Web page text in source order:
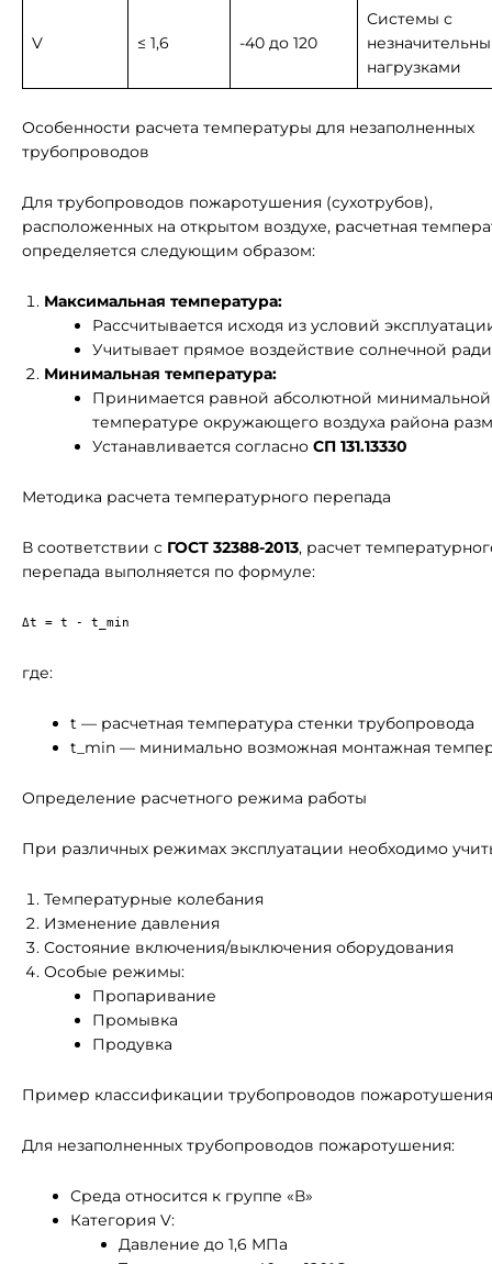
V ≤ 1,6 -40 до 120
Системы с
нагрузками
Особенности расчета температуры для незаполненных
трубопроводов
Для трубопроводов пожаротушения (сухотрубов),
расположенных на открытом воздухе, расчетная
определяется следующим образом:
Максимальная температура:
Рассчитывается исходя из условий
Учитывает прямое воздействие солнечной
Минимальная температура:
Принимается равной абсолютной минимальной
температуре окружающего воздуха района
Устанавливается согласно СП 131.13330
Методика расчета температурного перепада
В соответствии с ГОСТ 32388-2013, расчет
перепада выполняется по формуле:
где:
t — расчетная температура стенки трубопровода
t_min — минимально возможная монтажная
Определение расчетного режима работы
При различных режимах эксплуатации необходимо
Температурные колебания
Изменение давления
Состояние включения/выключения оборудования
Особые режимы:
Пропаривание
Промывка
Продувка
Пример классификации трубопроводов пожаротушения
Для незаполненных трубопроводов пожаротушения:
Среда относится к группе «В»
Категория V:
Давление до 1,6 МПа